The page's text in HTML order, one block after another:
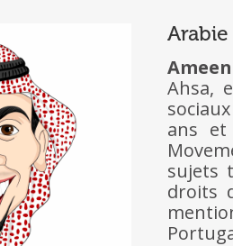
Ahsa,
ans
sujets
droits